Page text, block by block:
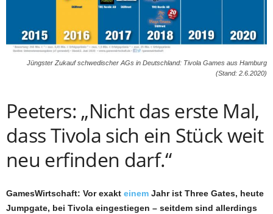
Jüngster Zukauf schwedischer AGs in Deutschland: Tivola Games aus Hamburg
(Stand: 2.6.2020)
Peeters: „Nicht das erste Mal,
dass Tivola sich ein Stück weit
neu erfinden darf.“
GamesWirtschaft: Vor exakt einem Jahr ist Three Gates, heute
Jumpgate, bei Tivola eingestiegen – seitdem sind allerdings